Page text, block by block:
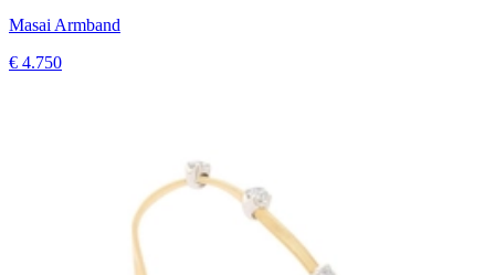
Masai Armband
€ 4.750